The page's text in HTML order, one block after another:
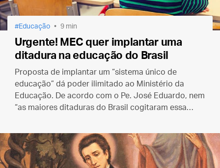
Educação 9 min
Urgente! MEC quer implantar uma
ditadura na educação do Brasil
Proposta de implantar um “sistema único de
educação” dá poder ilimitado ao Ministério da
Educação. De acordo com o Pe. José Eduardo, nem
“as maiores ditaduras do Brasil cogitaram essa